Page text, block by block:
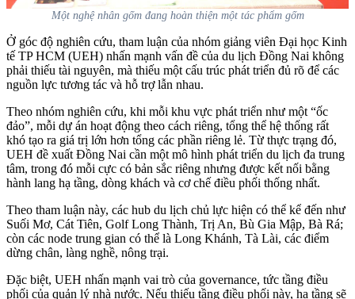
Một nghệ nhân gốm đang hoàn thiện một tác phẩm gốm
Ở góc độ nghiên cứu, tham luận của nhóm giảng viên Đại học Kinh
tế TP HCM (UEH) nhấn mạnh vấn đề của du lịch Đồng Nai không
phải thiếu tài nguyên, mà thiếu một cấu trúc phát triển đủ rõ để các
nguồn lực tương tác và hỗ trợ lẫn nhau.
Theo nhóm nghiên cứu, khi mỗi khu vực phát triển như một “ốc
đảo”, mỗi dự án hoạt động theo cách riêng, tổng thể hệ thống rất
khó tạo ra giá trị lớn hơn tổng các phần riêng lẻ. Từ thực trạng đó,
UEH đề xuất Đồng Nai cần một mô hình phát triển du lịch đa trung
tâm, trong đó mỗi cực có bản sắc riêng nhưng được kết nối bằng
hành lang hạ tầng, dòng khách và cơ chế điều phối thống nhất.
Theo tham luận này, các hub du lịch chủ lực hiện có thể kể đến như
Suối Mơ, Cát Tiên, Golf Long Thành, Trị An, Bù Gia Mập, Bà Rá;
còn các node trung gian có thể là Long Khánh, Tà Lài, các điểm
dừng chân, làng nghề, nông trại.
Đặc biệt, UEH nhấn mạnh vai trò của governance, tức tầng điều
phối của quản lý nhà nước. Nếu thiếu tầng điều phối này, hạ tầng sẽ